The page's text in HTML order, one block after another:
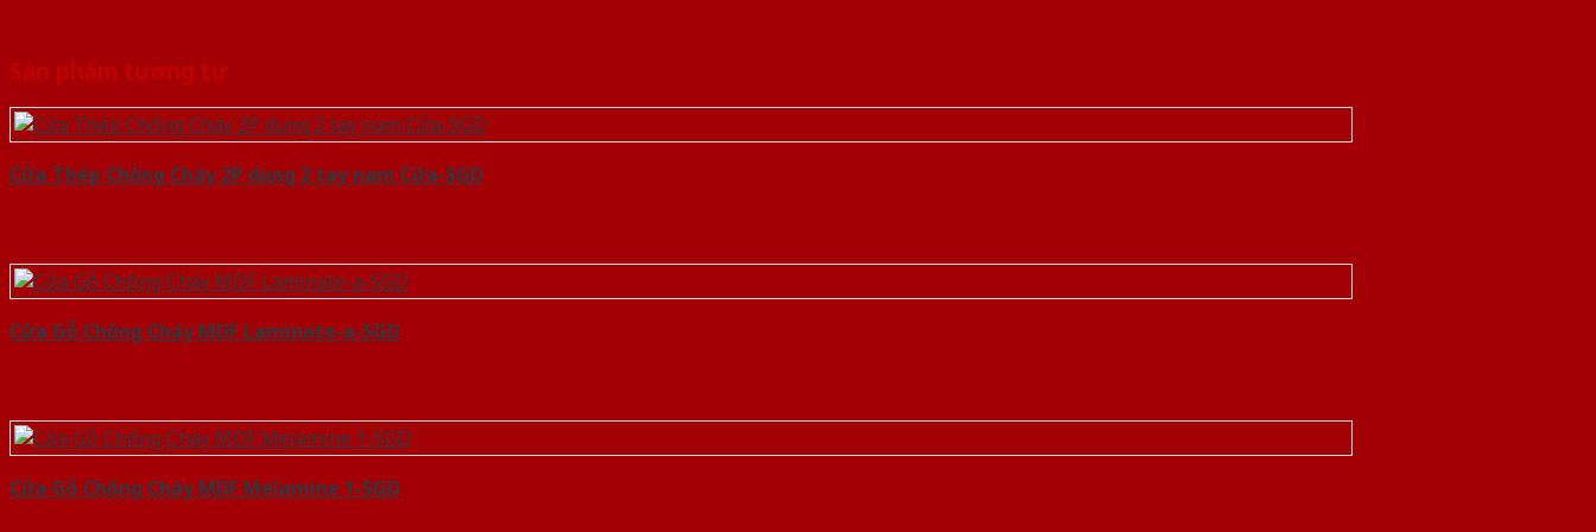
Sản phẩm tương tự
Cửa Thép Chống Cháy 2P dung 2 tay nam Cửa-SGD
Cửa Gỗ Chống Cháy MDF Laminate-a-SGD
Cửa Gỗ Chống Cháy MDF Melamine 1-SGD